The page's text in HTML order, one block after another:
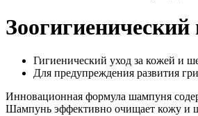
Гигиенический уход за кожей и
Для предупреждения развития
Инновационная формула шампуня
Шампунь эффективно очищает кожу и